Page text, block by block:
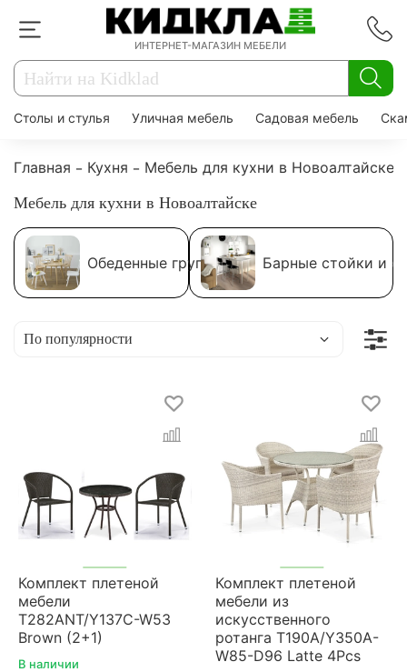
ИНТЕРНЕТ-МАГАЗИН МЕБЕЛИ
Столы и стулья Уличная мебель Садовая мебель
Главная Кухня
Мебель для кухни в Новоалтайске
Мебель для кухни в Новоалтайске
Обеденные группы Барные стойки и
Комплект плетеной
мебели
T282ANT/Y137C-W53
Brown (2+1)
В наличии
Комплект плетеной
мебели из
искусственного
ротанга T190A/Y350A-
W85-D96 Latte 4Pcs